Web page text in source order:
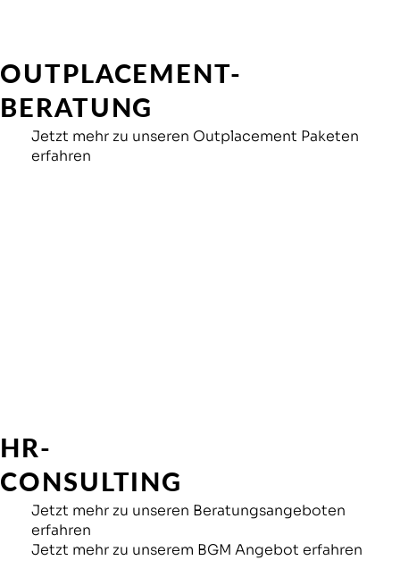
OUTPLACEMENT-
BERATUNG
Jetzt mehr zu unseren Outplacement Paketen
erfahren
HR-
CONSULTING
Jetzt mehr zu unseren Beratungsangeboten
erfahren
Jetzt mehr zu unserem BGM Angebot erfahren